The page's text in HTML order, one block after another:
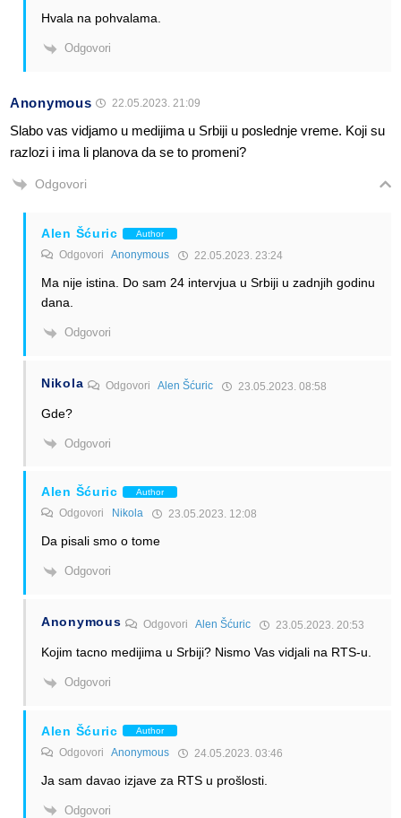
Hvala na pohvalama.
Odgovori
Anonymous 22.05.2023. 21:09
Slabo vas vidjamo u medijima u Srbiji u poslednje vreme. Koji su
razlozi i ima li planova da se to promeni?
Odgovori
Alen Šćuric Author
Odgovori Anonymous 22.05.2023. 23:24
Ma nije istina. Do sam 24 intervjua u Srbiji u zadnjih godinu
dana.
Odgovori
Nikola OdgovoriAlen Šćuric 23.05.2023. 08:58
Gde?
Odgovori
Alen Šćuric Author
Odgovori Nikola 23.05.2023. 12:08
Da pisali smo o tome
Odgovori
Anonymous OdgovoriAlen Šćuric 23.05.2023. 20:53
Kojim tacno medijima u Srbiji? Nismo Vas vidjali na RTS-u.
Odgovori
Alen Šćuric Author
Odgovori Anonymous 24.05.2023. 03:46
Ja sam davao izjave za RTS u prošlosti.
Odgovori